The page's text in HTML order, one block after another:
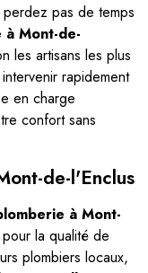
pas de temps
Mont-de-
les artisans les plus
rapidement
en charge
confort sans
de-l'Enclus
à Mont-
la qualité de
plombiers locaux,